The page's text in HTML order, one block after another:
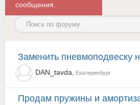
сообщения.
Заменить пневмоподвеску
DAN_tavda, Екатеринбург
Продам пружины и амортизаторы